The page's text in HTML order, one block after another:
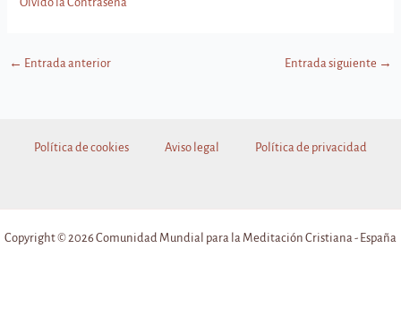
← Entrada anterior Entrada siguiente →
Política de cookies Aviso legal Política de privacidad
Copyright © 2026 Comunidad Mundial para la Meditación Cristiana - España